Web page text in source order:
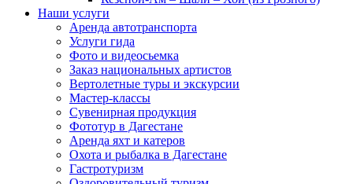
Наши услуги
Аренда автотранспорта
Услуги гида
Фото и видеосьемка
Заказ национальных артистов
Вертолетные туры и экскурсии
Мастер-классы
Сувенирная продукция
Фототур в Дагестане
Аренда яхт и катеров
Охота и рыбалка в Дагестане
Гастротуризм